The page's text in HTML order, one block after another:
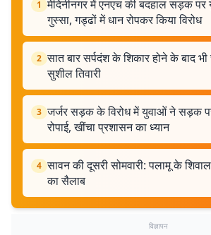
1 मेदिनीनगर में एनएच की बदहाल सड़क
गुस्सा, गड्ढों में धान रोपकर किया विरोध
2 सात बार सर्पदंश के शिकार होने के बाद
सुशील तिवारी
3 जर्जर सड़क के विरोध में युवाओं ने सड़क
रोपाई, खींचा प्रशासन का ध्यान
4 सावन की दूसरी सोमवारी: पलामू के
का सैलाब
विज्ञापन